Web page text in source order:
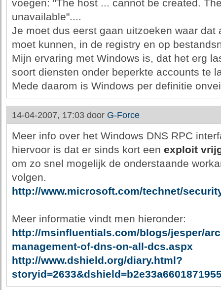
voegen: "The host ... cannot be created.
unavailable"....
Je moet dus eerst gaan uitzoeken waar dat
moet kunnen, in de registry en op
Mijn ervaring met Windows is, dat het erg
soort diensten onder beperkte accounts te
Mede daarom is Windows per definitie
14-04-2007, 17:03 door G-Force
Meer info over het Windows DNS RPC
hiervoor is dat er sinds kort een exploit
om zo snel mogelijk de onderstaande
volgen.
http://www.microsoft.com/technet/
Meer informatie vindt men hieronder:
http://msinfluentials.com/blogs/jesper/
management-of-dns-on-all-dcs.aspx
http://www.dshield.org/diary.html?